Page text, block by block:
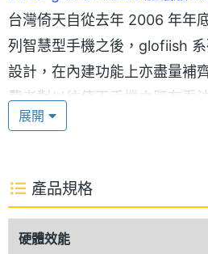
台灣倚天自從去年 2006 年年
列智慧型手機之後，glofiish
設計，在內建功能上亦盡量補
費者對以往倚天手機之既有看
倚天手機的全新定義。在去年
Mobile 6.0 作業平台。
展開
產品規格
硬體效能